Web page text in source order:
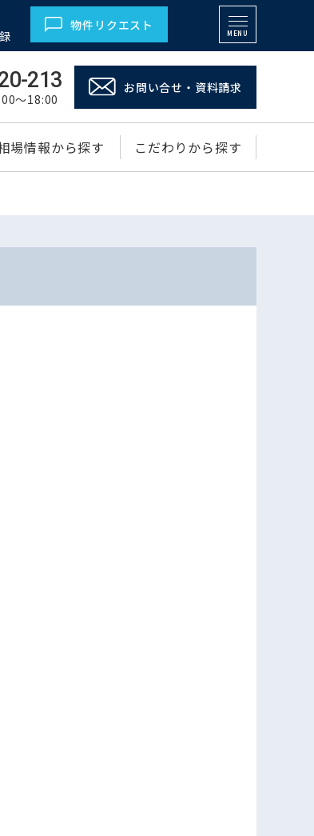
物件リクエスト
MENU
213
～18:00
お問い合せ・資料請求
場情報から探す こだわりから探す